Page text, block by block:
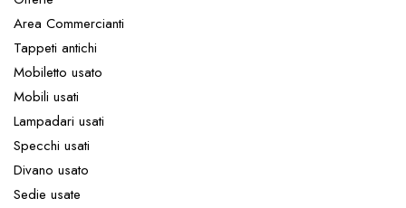
Area Commercianti
Tappeti antichi
Mobiletto usato
Mobili usati
Lampadari usati
Specchi usati
Divano usato
Sedie usate